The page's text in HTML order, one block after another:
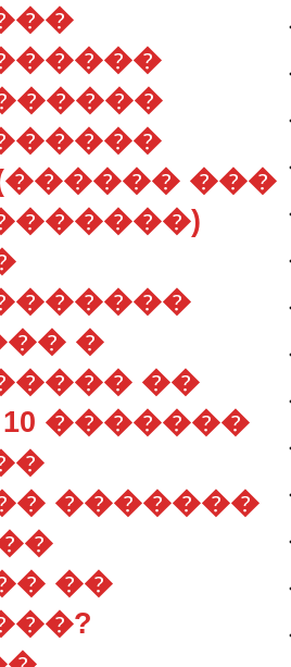
���
�
��
�������
�������
��